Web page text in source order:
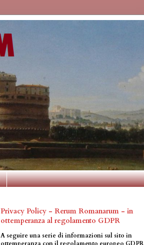
Privacy Policy - Rerum Romanarum - in
ottemperanza al regolamento GDPR
A seguire una serie di informazioni sul sito in
ottemperanza con il regolamento europeo GDPR